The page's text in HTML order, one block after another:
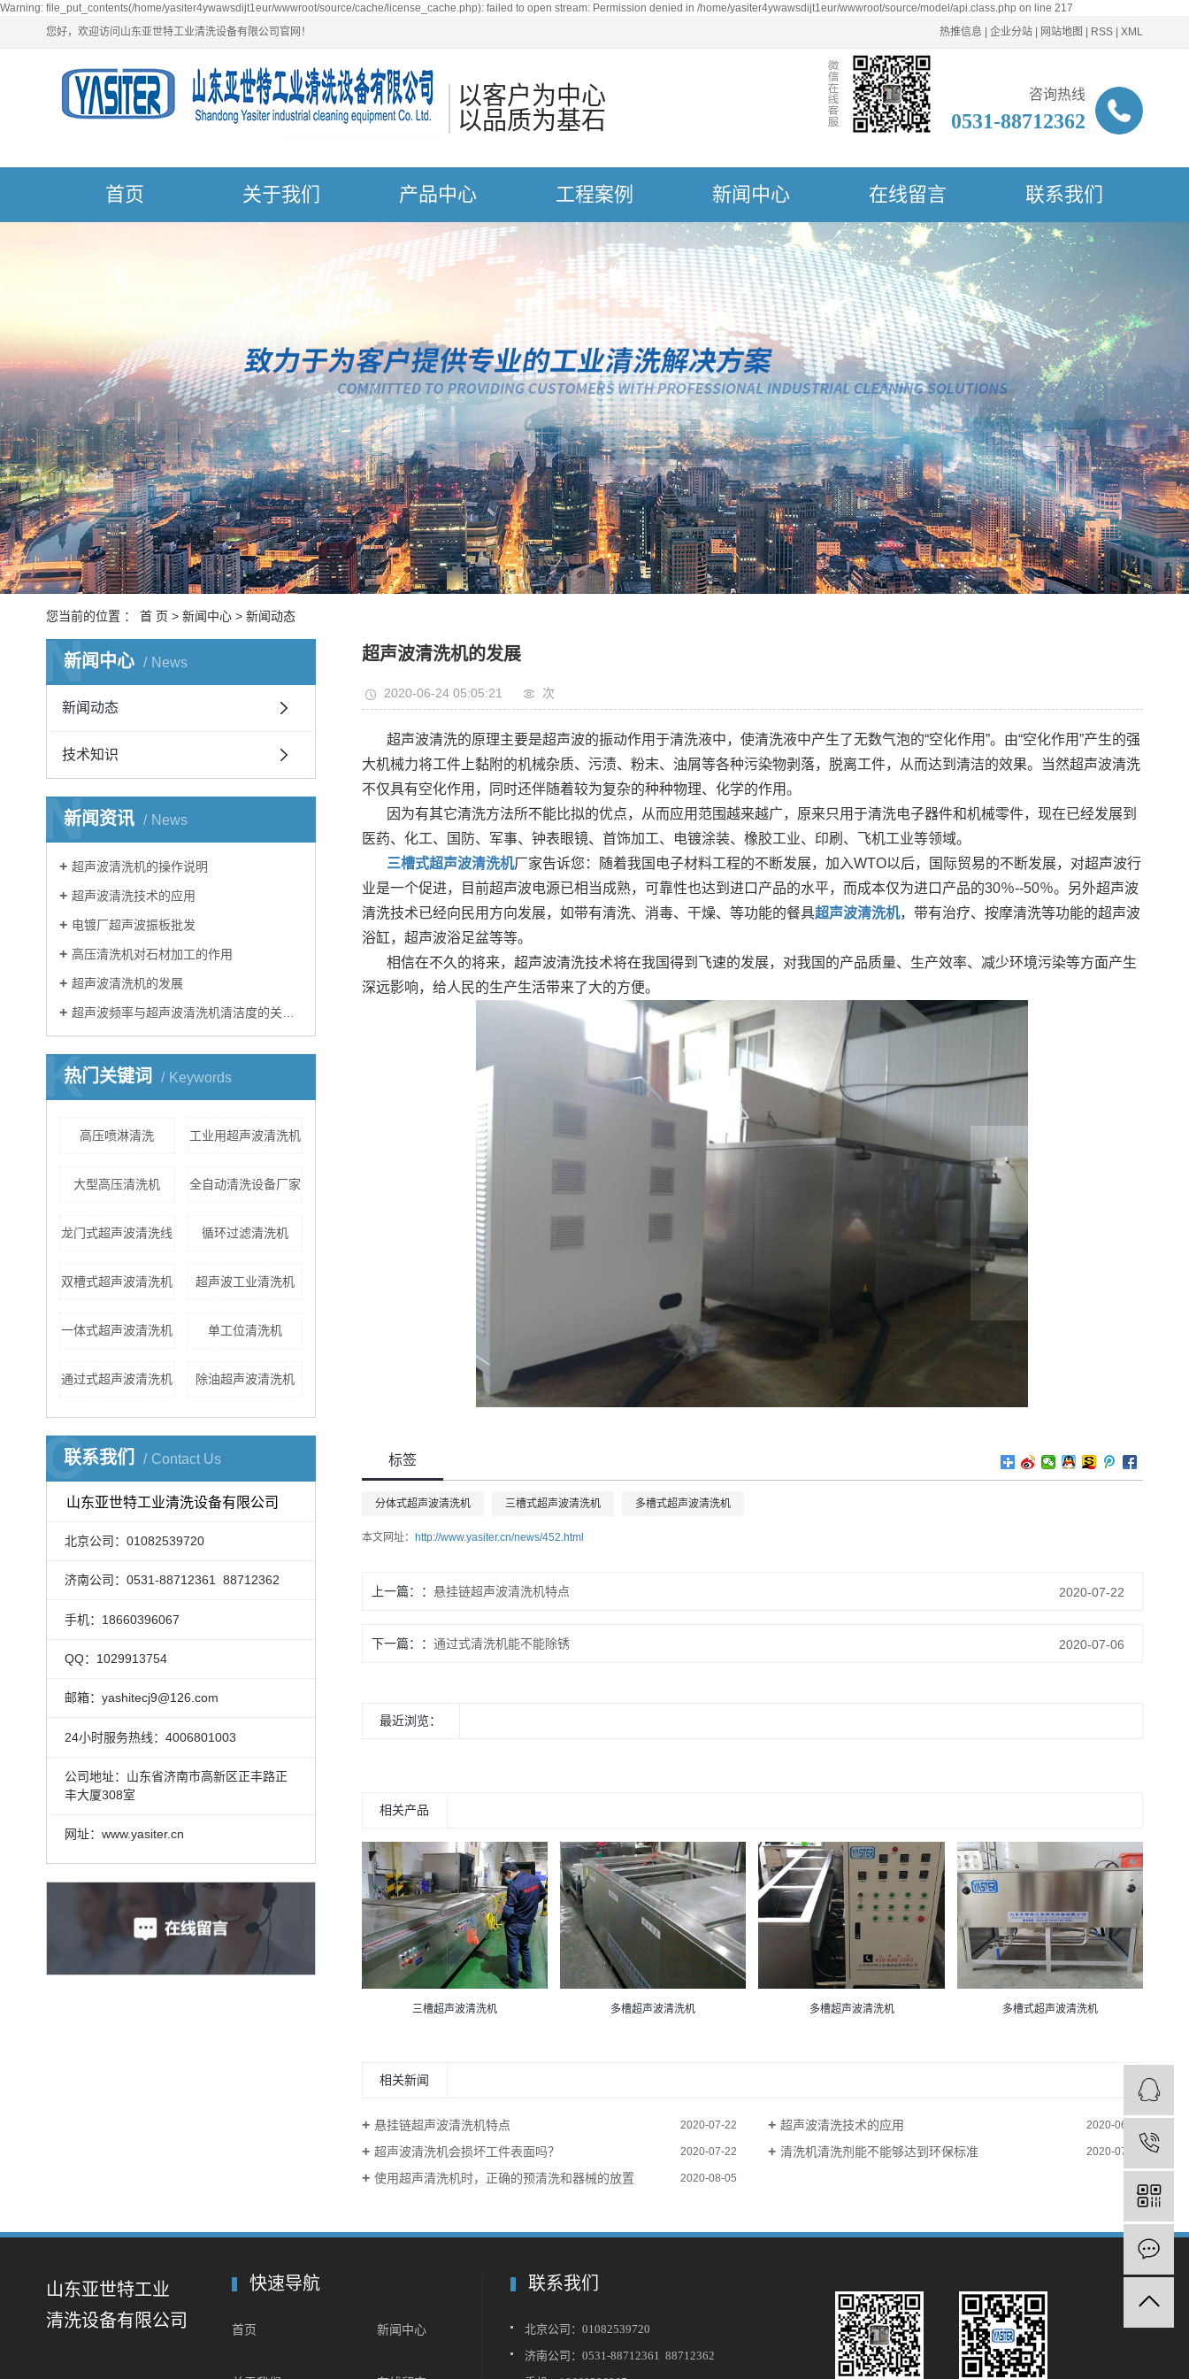
Warning: file_put_contents(/home/yasiter4ywawsdijt1eur/wwwroot/source/cache/license_cache.php): failed to open stream: Permission denied in /home/yasiter4ywawsdijt1eur/wwwroot/source/model/api.class.php on line 217
您好，欢迎访问山东亚世特工业清洗设备有限公司官网！
热推信息 企业分站 网站地图 RSS XML
以客户为中心
以品质为基石
咨询热线
0531-88712362
首页 关于我们
荣誉资质
营业执照
产品中心
一体式超声波清洗机
单槽超声波清洗机
多槽超声波清洗机
非标超声波清洗机
通过式高压喷淋清洗机
工业超声波清洗机
全自动超声波清洗机
单工位旋转喷淋清洗机
工程案例
案例展示
新闻中心
新闻动态
技术知识
在线留言 联系我们
联系我们
您当前的位置 ： 首 页 > 新闻中心 > 新闻动态
新闻中心 News
N
新闻动态
技术知识
新闻资讯 News
N
超声波清洗机的操作说明
超声波清洗技术的应用
电镀厂超声波振板批发
高压清洗机对石材加工的作用
超声波清洗机的发展
超声波频率与超声波清洗机清洁度的关系的简介
热门关键词 Keywords
K
高压喷淋清洗 工业用超声波清洗机
大型高压清洗机 全自动清洗设备厂家
龙门式超声波清洗线 循环过滤清洗机
双槽式超声波清洗机 超声波工业清洗机
一体式超声波清洗机 单工位清洗机
通过式超声波清洗机 除油超声波清洗机
联系我们 Contact Us
C
山东亚世特工业清洗设备有限公司
北京公司：01082539720
济南公司：0531-88712361 88712362
手机：18660396067
QQ：1029913754
邮箱：yashitecj9@126.com
24小时服务热线：4006801003
公司地址：山东省济南市高新区正丰路正
丰大厦308室
网址：www.yasiter.cn
超声波清洗机的发展
2020-06-24 05:05:21 次
超声波清洗的原理主要是超声波的振动作用于清洗液中，使清洗液中产生了无数气泡的“空化作用”。由“空化作用”产生的强
大机械力将工件上黏附的机械杂质、污渍、粉末、油屑等各种污染物剥落，脱离工件，从而达到清洁的效果。当然超声波清洗
不仅具有空化作用，同时还伴随着较为复杂的种种物理、化学的作用。
因为有其它清洗方法所不能比拟的优点，从而应用范围越来越广，原来只用于清洗电子器件和机械零件，现在已经发展到
医药、化工、国防、军事、钟表眼镜、首饰加工、电镀涂装、橡胶工业、印刷、飞机工业等领域。
三槽式超声波清洗机厂家告诉您：随着我国电子材料工程的不断发展，加入WTO以后，国际贸易的不断发展，对超声波行
业是一个促进，目前超声波电源已相当成熟，可靠性也达到进口产品的水平，而成本仅为进口产品的30％--50％。另外超声波
清洗技术已经向民用方向发展，如带有清洗、消毒、干燥、等功能的餐具超声波清洗机，带有治疗、按摩清洗等功能的超声波
浴缸，超声波浴足盆等等。
相信在不久的将来，超声波清洗技术将在我国得到飞速的发展，对我国的产品质量、生产效率、减少环境污染等方面产生
深远影响，给人民的生产生活带来了大的方便。
标签
分体式超声波清洗机 三槽式超声波清洗机 多槽式超声波清洗机
本文网址： http://www.yasiter.cn/news/452.html
上一篇： 悬挂链超声波清洗机特点 2020-07-22
下一篇： 通过式清洗机能不能除锈 2020-07-06
最近浏览：
相关产品
三槽超声波清洗机 多槽超声波清洗机 多槽超声波清洗机 多槽式超声波清洗机
相关新闻
悬挂链超声波清洗机特点 2020-07-22 超声波清洗技术的应用 2020-06-10
超声波清洗机会损坏工件表面吗？ 2020-07-22 清洗机清洗剂能不能够达到环保标准 2020-07-21
使用超声清洗机时，正确的预清洗和器械的放置 2020-08-05
山东亚世特工业
清洗设备有限公司
快速导航
首页 新闻中心
联系我们
北京公司：01082539720
济南公司：0531-88712361 88712362